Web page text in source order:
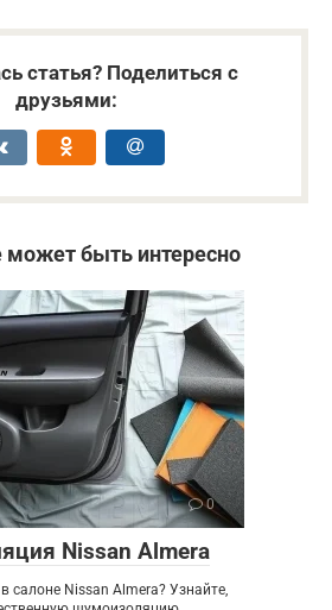
статья? Поделиться с
друзьями:
быть интересно
0
Nissan Almera
салоне Nissan Almera? Узнайте,